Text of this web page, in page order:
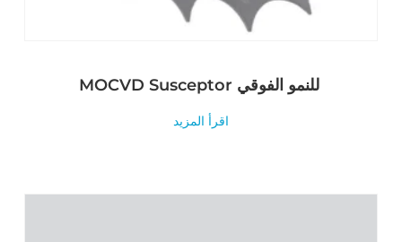
MOCVD Susceptor للنمو الفوقي
اقرأ المزيد